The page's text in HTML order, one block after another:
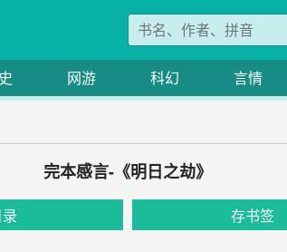
网游 科幻 言情
完本感言-《明日之劫》
存书签